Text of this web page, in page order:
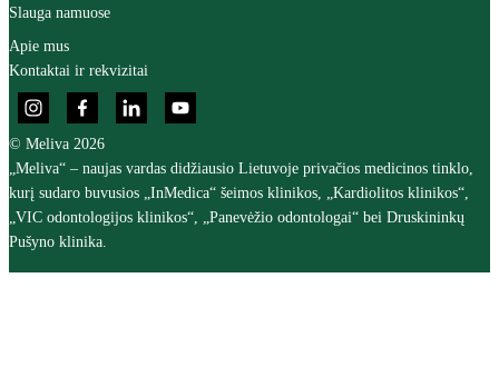
Slauga namuose
Apie mus
Kontaktai ir rekvizitai
© Meliva 2026
„Meliva“ – naujas vardas didžiausio Lietuvoje privačios medicinos tinklo,
kurį sudaro buvusios „InMedica“ šeimos klinikos, „Kardiolitos klinikos“,
„VIC odontologijos klinikos“, „Panevėžio odontologai“ bei Druskininkų
Pušyno klinika.